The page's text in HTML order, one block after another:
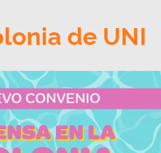
de UNI